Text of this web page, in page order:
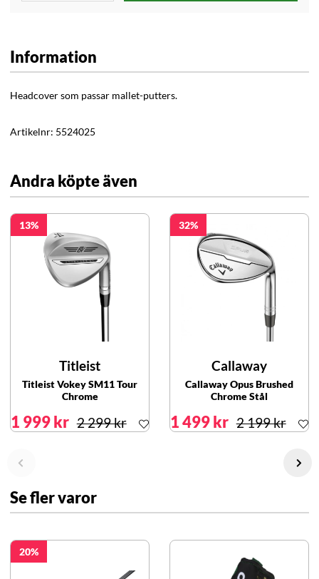
Information
Headcover som passar mallet-putters.
Artikelnr: 5524025
Andra köpte även
13
Titleist
Titleist Vokey SM11 Tour
Chrome
1 999 kr 2 299 kr
32
Callaway
Callaway Opus Brushed
Chrome Stål
1 499 kr 2 199 kr
Se fler varor
20